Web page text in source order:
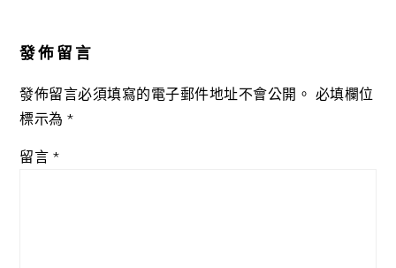
發佈留言
發佈留言必須填寫的電子郵件地址不會公開。 必填欄位
標示為*
留言 *